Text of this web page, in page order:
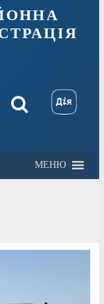
МЕНЮ